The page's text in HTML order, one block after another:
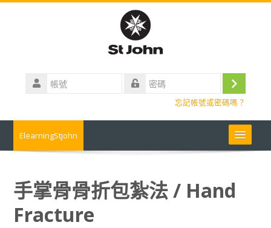
號
登
忘記帳號或密碼嗎？
ElearningStjohn
Contact us 聯絡我們
手掌骨骨折包紮法 / Hand
Fracture